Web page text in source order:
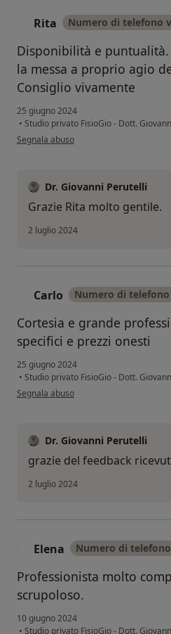
Rita Numero di telefono
Disponibilità e
la messa a proprio agio
Consiglio vivamente
25 giugno 2024
• Studio privato FisioGio - Dott.
secondo l'opinione dell'utente Rita
Segnala abuso
Dr. Giovanni Perutelli
Grazie Rita molto gentile.
2 luglio 2024
Carlo Numero di
Cortesia e grande
specifici e prezzi onesti
25 giugno 2024
• Studio privato FisioGio - Dott.
secondo l'opinione dell'utente Carlo
Segnala abuso
Dr. Giovanni Perutelli
grazie del feedback
2 luglio 2024
Elena Numero di
Professionista molto
scrupoloso.
10 giugno 2024
• Studio privato FisioGio - Dott.